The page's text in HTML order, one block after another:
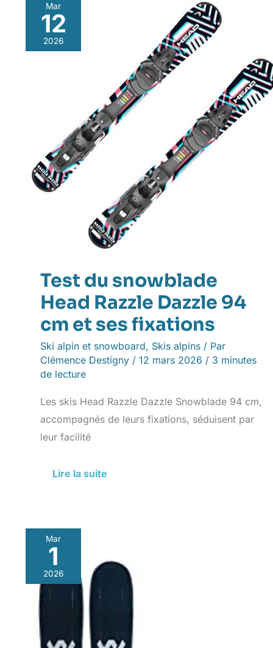
Mar
12
2026
Test du snowblade
Head Razzle Dazzle 94
cm et ses fixations
Ski alpin et snowboard, Skis alpins / Par
Clémence Destigny / 12 mars 2026 / 3 minutes
de lecture
Les skis Head Razzle Dazzle Snowblade 94 cm,
accompagnés de leurs fixations, séduisent par
leur facilité
Test
du
snowblade
ses
fixations
Lire la suite
Mar
1
2026
Test
des
skis
Yumi
: